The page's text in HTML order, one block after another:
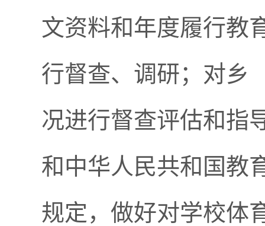
文资料和年度履行教
行督查、调研；对乡
况进行督查评估和指
和中华人民共和国教
规定，做好对学校体